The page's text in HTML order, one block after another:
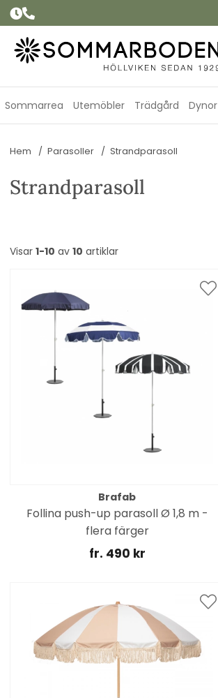
Sommarrea Utemöbler Trädgård Dynor
Hem Parasoller Strandparasoll
Strandparasoll
Visar 1-10 av 10 artiklar
Brafab
Follina push-up parasoll Ø 1,8 m -
flera färger
fr. 490 kr